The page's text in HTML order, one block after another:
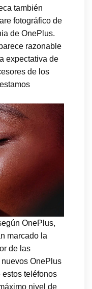
también
fotográfico de
de OnePlus.
razonable
expectativa de
de los
OnePlus,
marcado la
de las
OnePlus
estos teléfonos
nivel de